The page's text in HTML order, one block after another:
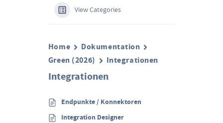
View Categories
Home
Dokumentation
Green (2026)
Integrationen
Integrationen
Endpunkte / Konnektoren
Integration Designer